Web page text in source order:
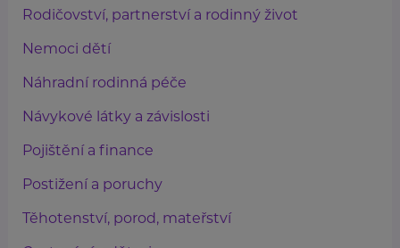
Rodičovství, partnerství a rodinný život
Nemoci dětí
Náhradní rodinná péče
Návykové látky a závislosti
Pojištění a finance
Postižení a poruchy
Těhotenství, porod, mateřství